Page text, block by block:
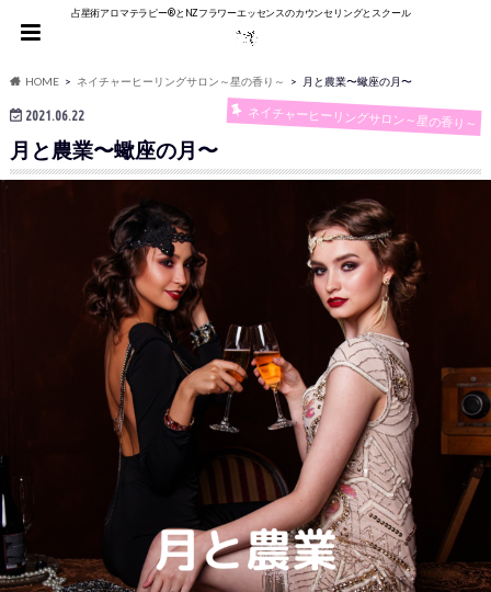
占星術アロマテラピー®︎とNZフラワーエッセンスのカウンセリングとスクール
HOME ネイチャーヒーリングサロン～星の香り～ 月と農業〜蠍座の月〜
2021.06.22 ネイチャーヒーリングサロン～星の香り～
月と農業〜蠍座の月〜